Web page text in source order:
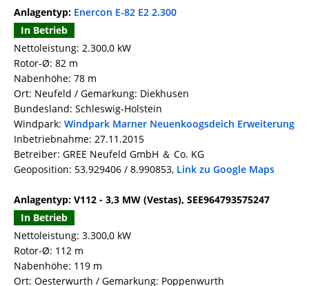
Anlagentyp: Enercon E-82 E2 2.300
In Betrieb
Nettoleistung: 2.300,0 kW
Rotor-Ø: 82 m
Nabenhöhe: 78 m
Ort: Neufeld / Gemarkung: Diekhusen
Bundesland: Schleswig-Holstein
Windpark: Windpark Marner Neuenkoogsdeich Erweiterung
Inbetriebnahme: 27.11.2015
Betreiber: GREE Neufeld GmbH ＆ Co. KG
Geoposition: 53.929406 / 8.990853, Link zu Google Maps
Anlagentyp: V112 - 3,3 MW (Vestas), SEE964793575247
In Betrieb
Nettoleistung: 3.300,0 kW
Rotor-Ø: 112 m
Nabenhöhe: 119 m
Ort: Oesterwurth / Gemarkung: Poppenwurth